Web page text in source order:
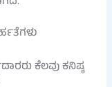
ಕೆಲವು ಕನಿಷ್ಠ